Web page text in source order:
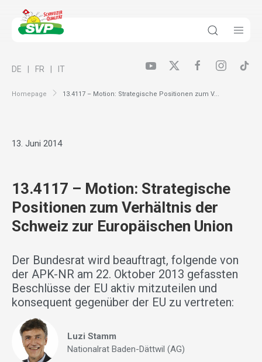
Homepage 13.4117 – Motion: Strategische Positionen zum V...
DE FR IT
13. Juni 2014
13.4117 – Motion: Strategische
Positionen zum Verhältnis der
Schweiz zur Europäischen Union
Der Bundesrat wird beauftragt, folgende von
der APK-NR am 22. Oktober 2013 gefassten
Beschlüsse der EU aktiv mitzuteilen und
konsequent gegenüber der EU zu vertreten:
Luzi Stamm
Nationalrat Baden-Dättwil (AG)